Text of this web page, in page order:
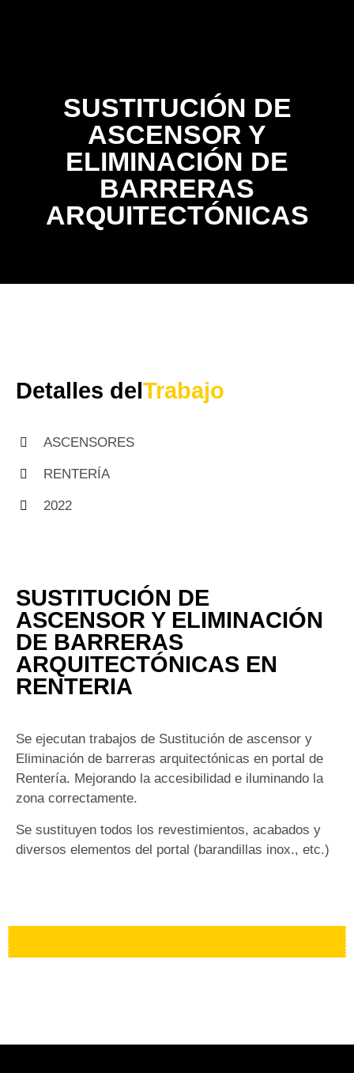
SUSTITUCIÓN DE
ASCENSOR Y
ELIMINACIÓN DE
BARRERAS
ARQUITECTÓNICAS
Detalles del Trabajo
ASCENSORES
RENTERÍA
2022
SUSTITUCIÓN DE
ASCENSOR Y ELIMINACIÓN
DE BARRERAS
ARQUITECTÓNICAS EN
RENTERIA
Se ejecutan trabajos de Sustitución de ascensor y
Eliminación de barreras arquitectónicas en portal de
Rentería. Mejorando la accesibilidad e iluminando la
zona correctamente.
Se sustituyen todos los revestimientos, acabados y
diversos elementos del portal (barandillas inox., etc.)